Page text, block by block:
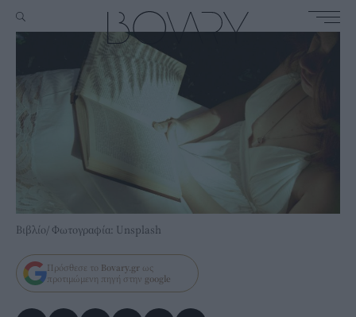
Βιβλίο/ Φωτογραφία: Unsplash
Πρόσθεσε το Bovary.gr ως
προτιμώμενη πηγή στην google